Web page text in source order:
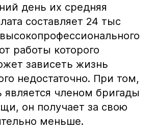
день их средняя
составляет 24 тыс
работы которого
зависеть жизнь
недостаточно. При том,
является членом бригады
он получает за свою
меньше.